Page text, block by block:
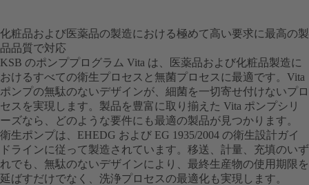
化粧品および医薬品の製造における極めて高い要求に最高の製
品品質で対応
KSB のポンププログラム Vita は、医薬品および化粧品製造に
おけるすべての衛生プロセスと無菌プロセスに最適です。Vita
ポンプの無駄のないデザインが、細菌を一切寄せ付けないプロ
セスを実現します。製品を豊富に取り揃えた Vita ポンプシリ
ーズなら、どのような要件にも最適の製品が見つかります。
衛生ポンプは、EHEDG および EG 1935/2004 の衛生設計ガイ
ドラインに従って製造されています。移送、計量、充填のいず
れでも、無駄のないデザインにより、最終生産物の使用期限を
延ばすだけでなく、洗浄プロセスの最適化も実現します。